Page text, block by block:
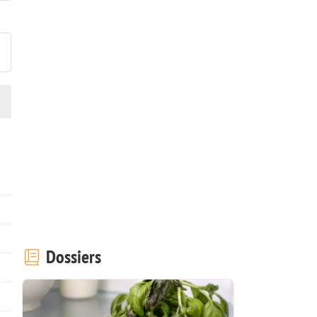
votre photo de cette
Dossiers